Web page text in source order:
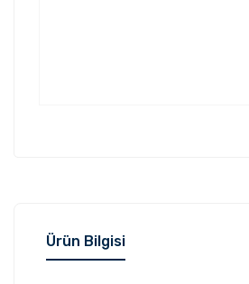
Ürün Bilgisi